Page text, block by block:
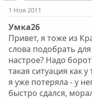
1 Ноя 2011
Умка26
Привет, я тоже из
слова подобрать
настрое? Надо
такая ситуация как
я уже потеряла - у
быстро сдался,